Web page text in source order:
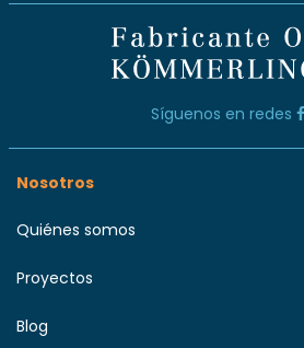
Síguenos en redes
Nosotros
Quiénes somos
Proyectos
Blog